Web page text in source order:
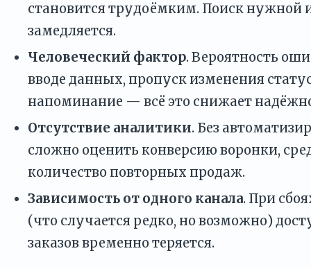
становится трудоёмким. Поиск
замедляется.
Человеческий фактор. Вероятность
вводе данных, пропуск изменения
напоминание — всё это снижает
Отсутствие аналитики. Без
сложно оценить конверсию воронки,
количество повторных продаж.
Зависимость от одного канала. При
(что случается редко, но возможно)
заказов временно теряется.